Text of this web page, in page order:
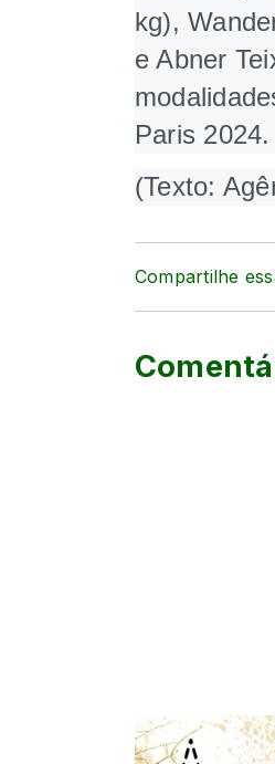
kg),
e Abner
Paris 2024.
(Texto:
Compartilhe